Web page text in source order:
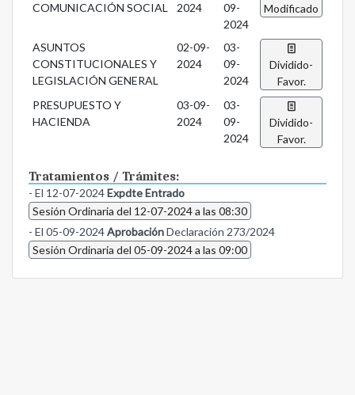
COMUNICACIÓN SOCIAL
2024
09-
2024
Modificado
ASUNTOS
CONSTITUCIONALES Y
LEGISLACIÓN GENERAL
02-09-
2024
03-
09-
2024
Dividido-
Favor.
PRESUPUESTO Y
HACIENDA
03-09-
2024
03-
09-
2024
Dividido-
Favor.
Tratamientos / Trámites:
- El 12-07-2024Expdte Entrado
Sesión Ordinaria del 12-07-2024 a las 08:30
- El 05-09-2024AprobaciónDeclaración 273/2024
Sesión Ordinaria del 05-09-2024 a las 09:00